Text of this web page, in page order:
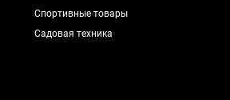
Спортивные товары
Садовая техника